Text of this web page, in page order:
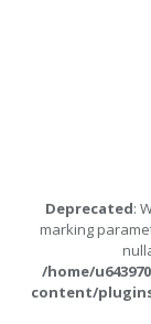
Deprecated:
marking
/home/
content/